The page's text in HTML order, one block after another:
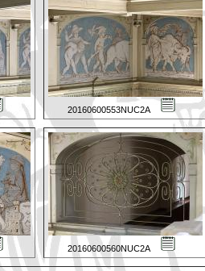
20160600553NUC2A
20160600560NUC2A